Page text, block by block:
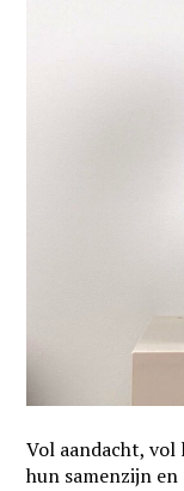
Vol aandacht, vol
hun samenzijn